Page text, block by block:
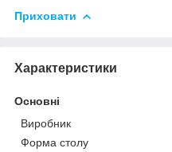
Приховати
Характеристики
Основні
Виробник
Форма столу